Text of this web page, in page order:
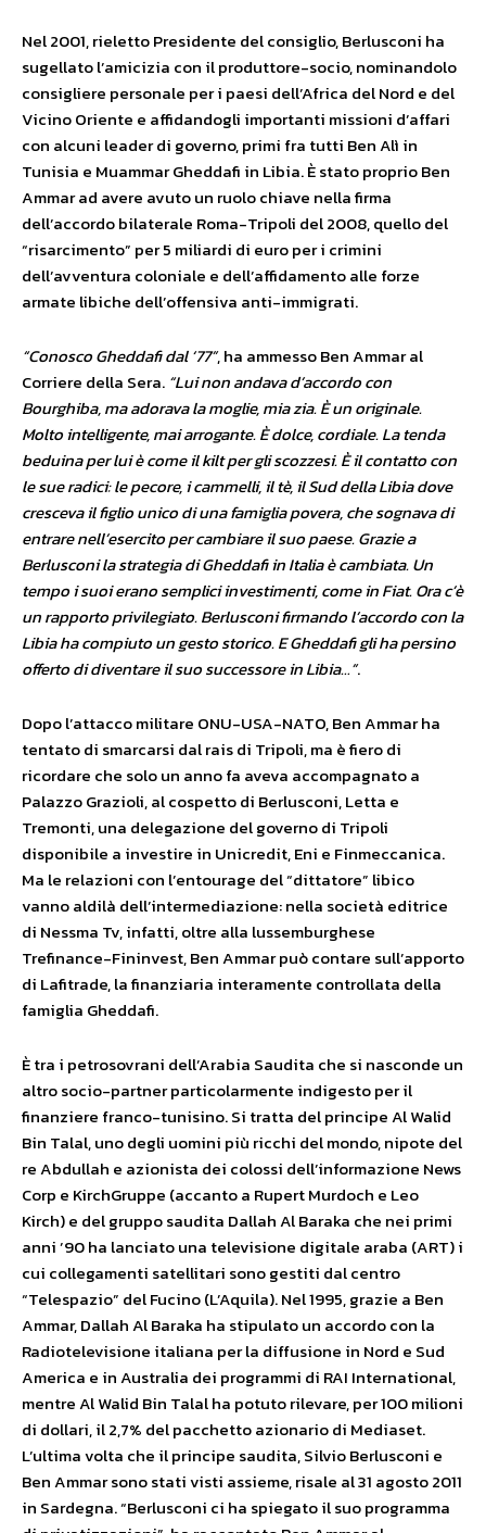
Nel 2001, rieletto Presidente del consiglio, Berlusconi ha
sugellato l’amicizia con il produttore-socio, nominandolo
consigliere personale per i paesi dell’Africa del Nord e del
Vicino Oriente e affidandogli importanti missioni d’affari
con alcuni leader di governo, primi fra tutti Ben Alì in
Tunisia e Muammar Gheddafi in Libia. È stato proprio Ben
Ammar ad avere avuto un ruolo chiave nella firma
dell’accordo bilaterale Roma-Tripoli del 2008, quello del
“risarcimento” per 5 miliardi di euro per i crimini
dell’avventura coloniale e dell’affidamento alle forze
armate libiche dell’offensiva anti-immigrati.
“Conosco Gheddafi dal ‘77”, ha ammesso Ben Ammar al
Corriere della Sera. “Lui non andava d’accordo con
Bourghiba, ma adorava la moglie, mia zia. È un originale.
Molto intelligente, mai arrogante. È dolce, cordiale. La tenda
beduina per lui è come il kilt per gli scoz­zesi. È il contatto con
le sue radici: le pecore, i cammelli, il tè, il Sud del­la Libia dove
cresceva il figlio unico di una fami­glia povera, che sognava di
entrare nell’esercito per cambiare il suo paese. Grazie a
Berlusconi la strategia di Gheddafi in Italia è cambiata. Un
tempo i suoi erano semplici investimen­ti, come in Fiat. Ora c’è
un rapporto privilegiato. Berlusconi fir­mando l’accordo con la
Libia ha compiuto un gesto storico. E Gheddafi gli ha persi­no
offerto di diventare il suo successore in Libia…”.
Dopo l’attacco militare ONU-USA-NATO, Ben Ammar ha
tentato di smarcarsi dal rais di Tripoli, ma è fiero di
ricordare che solo un anno fa aveva accompagnato a
Palazzo Grazioli, al cospetto di Berlusconi, Letta e
Tremonti, una delegazione del governo di Tripoli
disponibile a investire in Unicredit, Eni e Finmeccanica.
Ma le relazioni con l’entourage del “dittatore” libico
vanno aldilà dell’intermediazione: nella società editrice
di Nessma Tv, infatti, oltre alla lussemburghese
Trefinance-Fininvest, Ben Ammar può contare sull’apporto
di Lafitrade, la finanziaria interamente controllata della
famiglia Gheddafi.
È tra i petrosovrani dell’Arabia Saudita che si nasconde un
altro socio-partner particolarmente indigesto per il
finanziere franco-tunisino. Si tratta del principe Al Walid
Bin Talal, uno degli uomini più ricchi del mondo, nipote del
re Abdullah e azionista dei colossi dell’informazione News
Corp e KirchGruppe (accanto a Rupert Murdoch e Leo
Kirch) e del gruppo saudita Dallah Al Baraka che nei primi
anni ’90 ha lanciato una televisione digitale araba (ART) i
cui collegamenti satellitari sono gestiti dal centro
“Telespazio” del Fucino (L’Aquila). Nel 1995, grazie a Ben
Ammar, Dallah Al Baraka ha stipulato un accordo con la
Radiotelevisione italiana per la diffusione in Nord e Sud
America e in Australia dei programmi di RAI International,
mentre Al Walid Bin Talal ha potuto rilevare, per 100 milioni
di dollari, il 2,7% del pacchetto azionario di Mediaset.
L’ultima volta che il principe saudita, Silvio Berlusconi e
Ben Ammar sono stati visti assieme, risale al 31 agosto 2011
in Sardegna. “Berlusconi ci ha spiegato il suo programma